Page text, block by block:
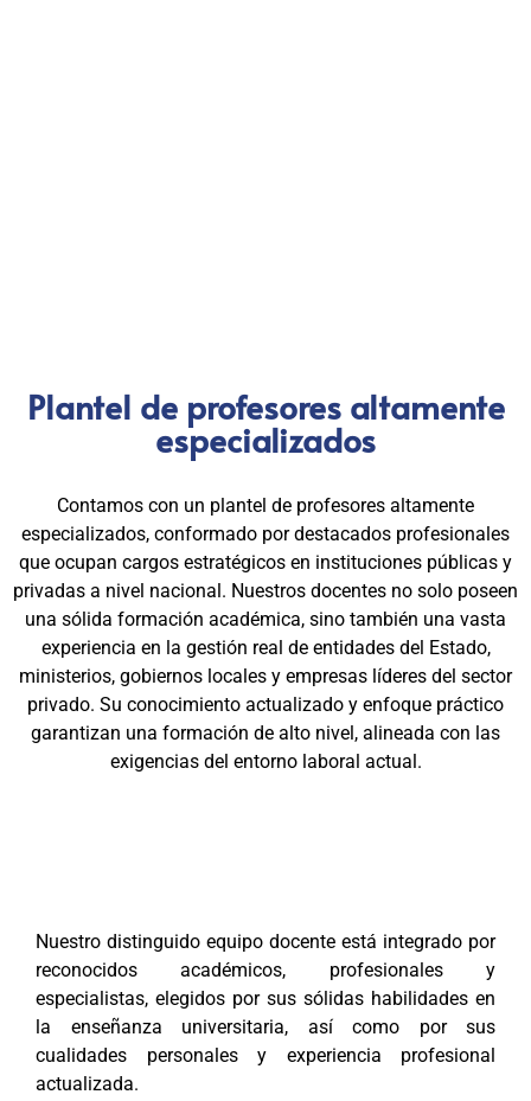
Plantel de profesores altamente
especializados
Contamos con un plantel de profesores altamente
especializados, conformado por destacados profesionales
que ocupan cargos estratégicos en instituciones públicas y
privadas a nivel nacional. Nuestros docentes no solo poseen
una sólida formación académica, sino también una vasta
experiencia en la gestión real de entidades del Estado,
ministerios, gobiernos locales y empresas líderes del sector
privado. Su conocimiento actualizado y enfoque práctico
garantizan una formación de alto nivel, alineada con las
exigencias del entorno laboral actual.
Nuestro distinguido equipo docente está integrado por
reconocidos académicos, profesionales y
especialistas, elegidos por sus sólidas habilidades en
la enseñanza universitaria, así como por sus
cualidades personales y experiencia profesional
actualizada.